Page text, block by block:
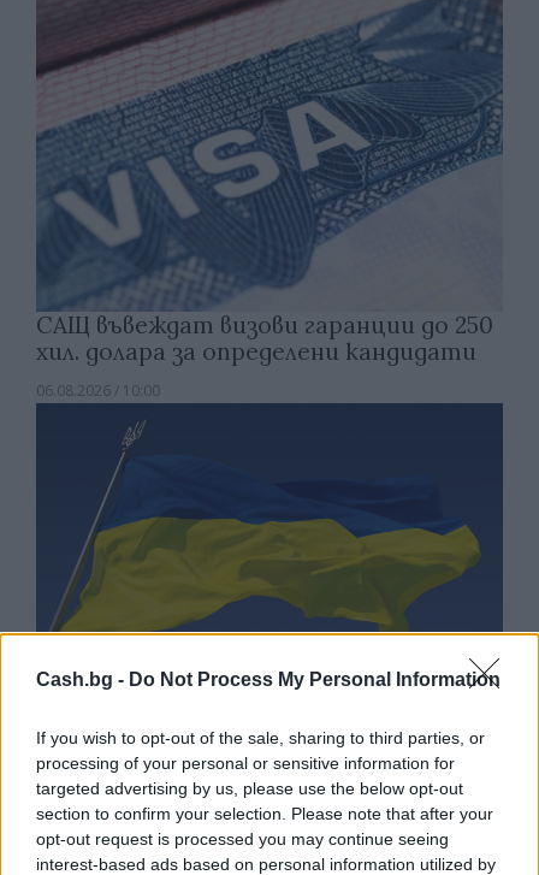
Cash.bg - Do Not Process My Personal Information
If you wish to opt-out of the sale, sharing to third parties, or
processing of your personal or sensitive information for
targeted advertising by us, please use the below opt-out
section to confirm your selection. Please note that after your
opt-out request is processed you may continue seeing
interest-based ads based on personal information utilized by
САЩ въвеждат визови гаранции до 250
хил. долара за определени кандидати
06.08.2026 / 10:00
Украйна е получила близо 200 млрд.
долара външно финансиране за
последните 4 години
06.08.2026 / 09:00